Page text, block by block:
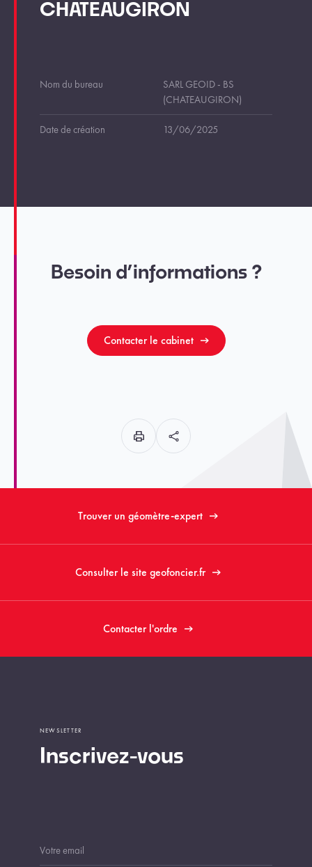
CHATEAUGIRON
Nom du bureau
SARL GEOID - BS
(CHATEAUGIRON)
Date de création 13/06/2025
Besoin d’informations ?
Contacter le cabinet
Trouver un géomètre-expert
Consulter le site geofoncier.fr
Contacter l'ordre
Inscrivez-vous
NEWSLETTER